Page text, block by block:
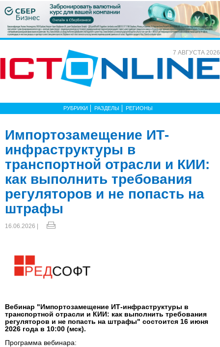
7 АВГУСТА 2026
РУБРИКИ РАЗДЕЛЫ РЕГИОНЫ
Импортозамещение ИТ-
инфраструктуры в
транспортной отрасли и КИИ:
как выполнить требования
регуляторов и не попасть на
штрафы
16.06.2026 |
Вебинар "Импортозамещение ИТ-инфраструктуры в
транспортной отрасли и КИИ: как выполнить требования
регуляторов и не попасть на штрафы" состоится 16 июня
2026 года в 10:00 (мск).
Программа вебинара: